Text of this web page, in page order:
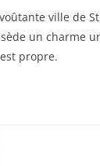
ville de
un charme
propre.